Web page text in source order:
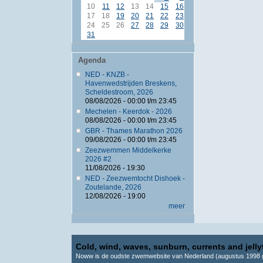
10
11 12 13 14 15
16
17
18 19 20 21 22
23
24
25 26 27 28 29
30
31
Agenda
NED - KNZB -
Havenwedstrijden Breskens,
Scheldestroom, 2026
08/08/2026 - 00:00t/m 23:45
Mechelen - Keerdok - 2026
08/08/2026 - 00:00t/m 23:45
GBR - Thames Marathon 2026
09/08/2026 - 00:00t/m 23:45
Zeezwemmen Middelkerke
2026 #2
11/08/2026 - 19:30
NED - Zeezwemtocht Dishoek -
Zoutelande, 2026
12/08/2026 - 19:00
meer
Cold, wind, waves, sunburn, currents and
Noww is de oudste zwemwebsite van Nederland (augustus 1998